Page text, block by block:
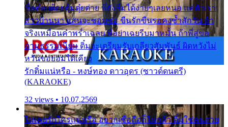
ชื่อต๋อยต้อยตุ้มตุ๋ยต่าย พี่ยังลืมได้ง่ายๆเลยหนอ แค่ตัวเรา
สาวบ้านนา แสนจะซอมซ่อ ขืนรักขืนรอคงช้ำสักวัน ถ้า
จริงเหมือนคำพร่ำเฉลย พี่อย่าเฉยรีบมาหมั้น ถ้าพี่สู่ขอ
ตามธรรมเนียม ติ๋มจะเตรียมรับเกลียวสัมพันธ์ ผิดหวังไม่
หวั่นขอยอมได้เคียง
รักติ๋มแน่หรือ - หงษ์ทอง ดาวอุดร (ซาวด์ดนตรี)
(KARAOKE)
32 views • 10.07.2569
ไม่เคยรักใครแน่หรือ อยากเชื่อถือก็ไม่กล้า ติ๋มใช่คนสวย